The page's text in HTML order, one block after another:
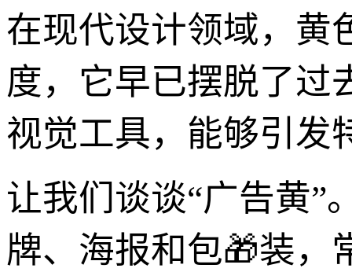
在现代设计领域，黄
度，它早已摆脱了过
视觉工具，能够引发
让我们谈谈“广告黄”
牌、海报和包🎁装，